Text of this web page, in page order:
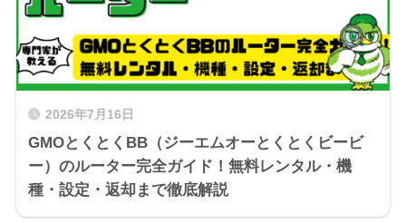
2026年7月16日
GMOとくとくBB（ジーエムオーとくとくビービ
ー）のルーター完全ガイド！無料レンタル・機
種・設定・返却まで徹底解説